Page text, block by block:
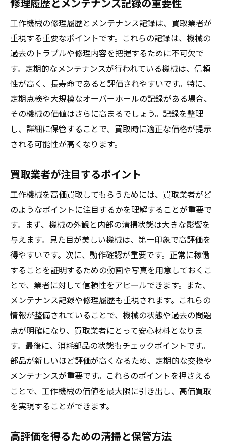
工作機械の修理履歴とメンテナンス記録は、買取業者が
重視する重要なポイントです。これらの記録は、機械の
過去のトラブルや修理内容を把握するために不可欠で
す。定期的なメンテナンスが行われている機械は、信頼
性が高く、長寿命であると評価されやすいです。特に、
定期点検や大規模なオーバーホールの記録がある場合、
その機械の価値はさらに高まるでしょう。記録を整理
し、詳細に保管することで、買取時に適正な価格が提示
される可能性が高くなります。
買取業者が注目するポイント
工作機械を高価買取してもらうためには、買取業者がど
のようなポイントに注目するかを理解することが重要で
す。まず、機械の外観と内部の清掃状態は大きな影響を
与えます。見た目が美しい機械は、第一印象で高評価を
得やすいです。次に、動作確認が重要です。正常に稼働
することを証明するための動画や写真を用意しておくこ
とで、業者に対して信頼性をアピールできます。また、
メンテナンス記録や修理履歴も重視されます。これらの
情報が整備されていることで、機械の状態や過去の問題
点が明確になり、買取業者にとって安心材料となりま
す。最後に、消耗部品の状態もチェックポイントです。
部品が新しいほど評価が高くなるため、定期的な交換や
メンテナンスが重要です。これらのポイントを押さえる
ことで、工作機械の価値を最大限に引き出し、高価買取
を実現することができます。
高評価を得るための清掃と保管方法